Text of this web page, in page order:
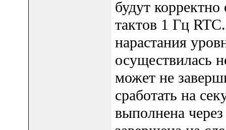
будут
тактов 1 Гц
нарастания
осуществилась
может не
сработать на
выполнена